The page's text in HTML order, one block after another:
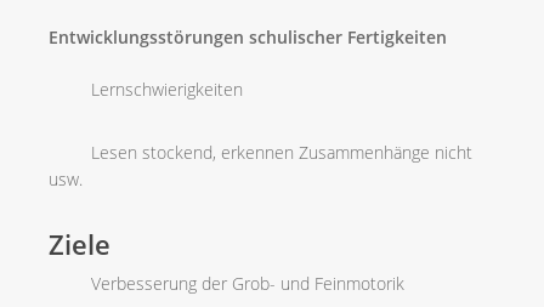
Entwicklungsstörungen schulischer Fertigkeiten
Lernschwierigkeiten
Lesen stockend, erkennen Zusammenhänge nicht
usw.
Ziele
Verbesserung der Grob- und Feinmotorik